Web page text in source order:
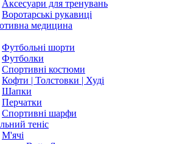
Аксесуари для тренувань
Воротарські рукавиці
медицина
Футбольні шорти
Футболки
Спортивні костюми
Кофти | Толстовки | Худі
Шапки
Перчатки
Спортивні шарфи
теніс
М'ячі